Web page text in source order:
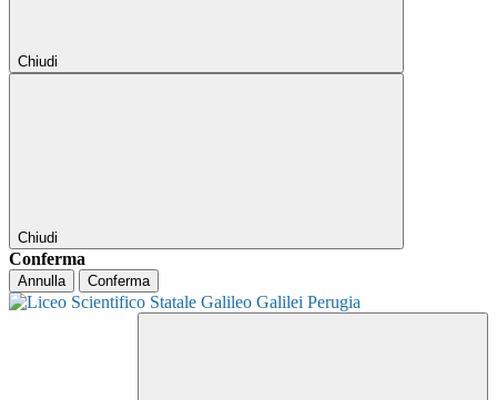
Chiudi
Chiudi
Conferma
Annulla Conferma